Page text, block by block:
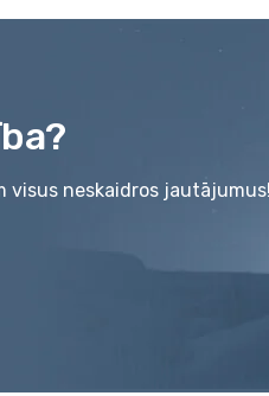
visus neskaidros jautājumus!